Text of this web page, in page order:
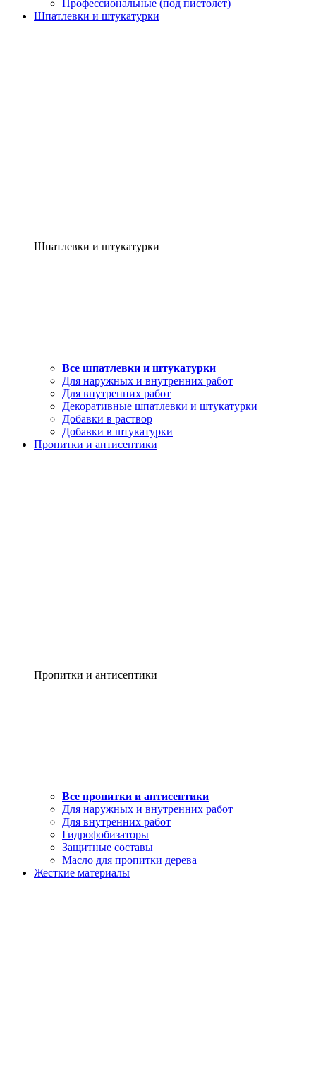
Профессиональные (под пистолет)
Шпатлевки и штукатурки
Шпатлевки и штукатурки
Все шпатлевки и штукатурки
Для наружных и внутренних работ
Для внутренних работ
Декоративные шпатлевки и штукатурки
Добавки в раствор
Добавки в штукатурки
Пропитки и антисептики
Пропитки и антисептики
Все пропитки и антисептики
Для наружных и внутренних работ
Для внутренних работ
Гидрофобизаторы
Защитные составы
Масло для пропитки дерева
Жесткие материалы